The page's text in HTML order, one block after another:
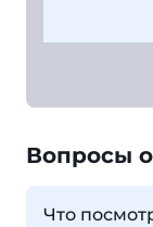
Вопросы
Что